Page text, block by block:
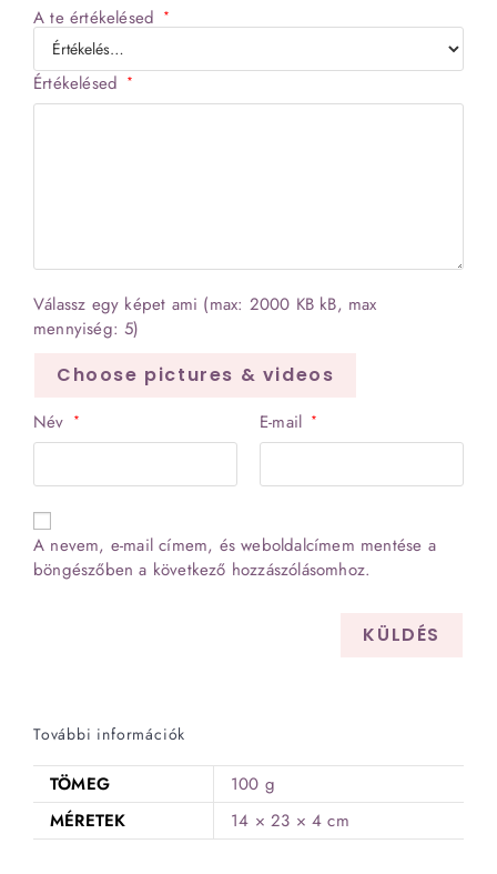
5
A te értékelésed *
Értékelésed *
Válassz egy képet ami (max: 2000 KB kB, max
mennyiség: 5)
Choose pictures & videos
Név * E-mail *
A nevem, e-mail címem, és weboldalcímem mentése a
böngészőben a következő hozzászólásomhoz.
További információk
TÖMEG
100 g
MÉRETEK
14 × 23 × 4 cm